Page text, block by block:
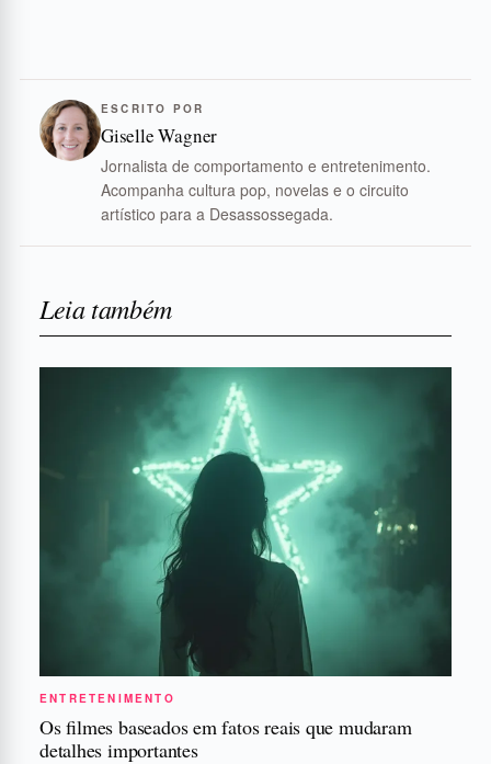
ESCRITO POR
Giselle Wagner
Jornalista de comportamento e entretenimento.
Acompanha cultura pop, novelas e o circuito
artístico para a Desassossegada.
Leia também
ENTRETENIMENTO
Os filmes baseados em fatos reais que mudaram
detalhes importantes